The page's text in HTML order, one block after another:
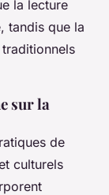
la lecture
tandis que la
sur la
de
culturels